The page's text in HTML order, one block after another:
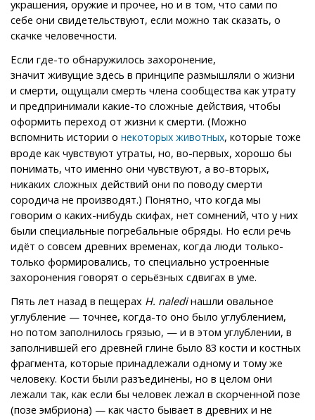
украшения, оружие и прочее, но и в том, что сами по
себе они свидетельствуют, если можно так сказать, о
скачке человечности.
Если где-то обнаружилось захоронение,
значит живущие здесь в принципе размышляли о жизни
и смерти, ощущали смерть члена сообщества как утрату
и предпринимали какие-то сложные действия, чтобы
оформить переход от жизни к смерти. (Можно
вспомнить истории о некоторых животных, которые тоже
вроде как чувствуют утраты, но, во-первых, хорошо бы
понимать, что именно они чувствуют, а во-вторых,
никаких сложных действий они по поводу смерти
сородича не производят.) Понятно, что когда мы
говорим о каких-нибудь скифах, нет сомнений, что у них
были специальные погребальные обряды. Но если речь
идёт о совсем древних временах, когда люди только-
только формировались, то специально устроенные
захоронения говорят о серьёзных сдвигах в уме.
Пять лет назад в пещерах H. nalediнашли овальное
углубление — точнее, когда-то оно было углублением,
но потом заполнилось грязью, — и в этом углублении, в
заполнившей его древней глине было 83 кости и костных
фрагмента, которые принадлежали одному и тому же
человеку. Кости были разъединены, но в целом они
лежали так, как если бы человек лежал в скорченной позе
(позе эмбриона) — как часто бывает в древних и не